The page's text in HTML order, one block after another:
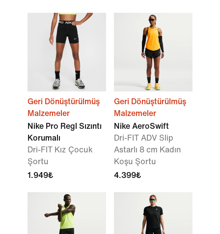
Geri Dönüştürülmüş
Malzemeler
Nike Pro Regl Sızıntı
Korumalı
Dri-FIT Kız Çocuk
Şortu
1.949₺
Geri Dönüştürülmüş
Malzemeler
Nike AeroSwift
Dri-FIT ADV Slip
Astarlı 8 cm Kadın
Koşu Şortu
4.399₺